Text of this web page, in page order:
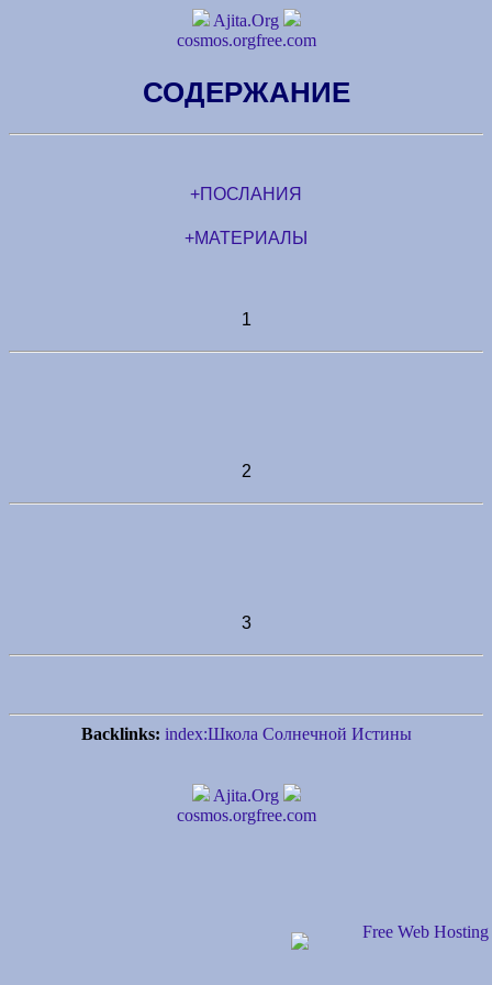
Ajita.Org
cosmos.orgfree.com
СОДЕРЖАНИЕ
+ПОСЛАНИЯ
+МАТЕРИАЛЫ
1
2
3
Backlinks: index:Школа Солнечной Истины
Ajita.Org
cosmos.orgfree.com